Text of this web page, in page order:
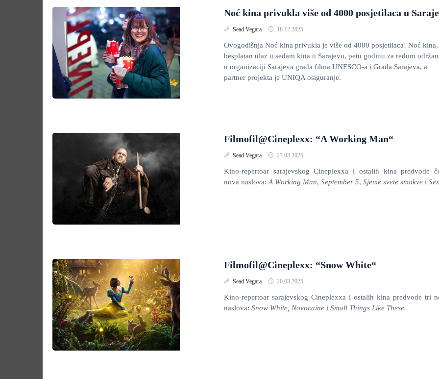
Noć kina privukla više od 4000 posjetilaca u
Sead Vegara 18.12.2025.
Ovogodišnja Noć kina privukla je više od 4000 posjetilaca! Noć
besplatan ulaz u sedam kina u Sarajevu, petu godinu za redom
u organizaciji Sarajeva grada filma UNESCO-a i Grada Sarajeva, a
partner projekta je UNIQA osiguranje.
Filmofil@Cineplexx: “A Working Man“
Sead Vegara 27.03.2025.
Kino-repertoar sarajevskog Cineplexxa i ostalih kina predvode
nova naslova: A Working Man, September 5, Sjeme svete smokve i
Filmofil@Cineplexx: “Snow White“
Sead Vegara 20.03.2025.
Kino-repertoar sarajevskog Cineplexxa i ostalih kina predvode tri
naslova: Snow White, Novocaine i Small Things Like These.